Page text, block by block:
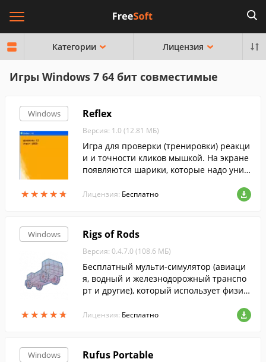
Категории Лицензия
Игры Windows 7 64 бит совместимые
Windows
★★★★★
★★★★★
Reflex
Версия: 1.0 (12.81 МБ)
Игра для проверки (тренировки) реакци
и и точности кликов мышкой. На экране
появляются шарики, которые надо унич
Лицензия: Бесплатно
Windows
★★★★★
★★★★★
Rigs of Rods
Версия: 0.4.7.0 (108.6 МБ)
Бесплатный мульти-симулятор (авиаци
я, водный и железнодорожный транспо
рт и другие), который использует физик
ия и деформации автомобилей.
Лицензия: Бесплатно
Windows Rufus Portable